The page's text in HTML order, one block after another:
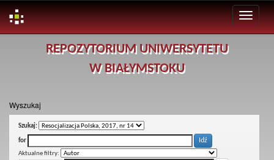
REPOZYTORIUM UNIWERSYTETU
W BIAŁYMSTOKU
Wyszukaj
Szukaj:
for
Aktualne filtry: